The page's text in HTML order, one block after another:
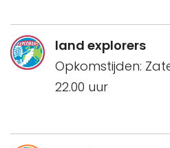
land explorers
Opkomstijden:
22.00 uur